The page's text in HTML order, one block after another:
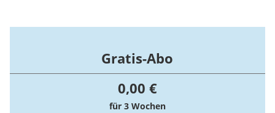
Gratis-Abo
0,00 €
für 3 Wochen